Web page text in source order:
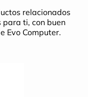
relacionados
para ti, con buen
Evo Computer.